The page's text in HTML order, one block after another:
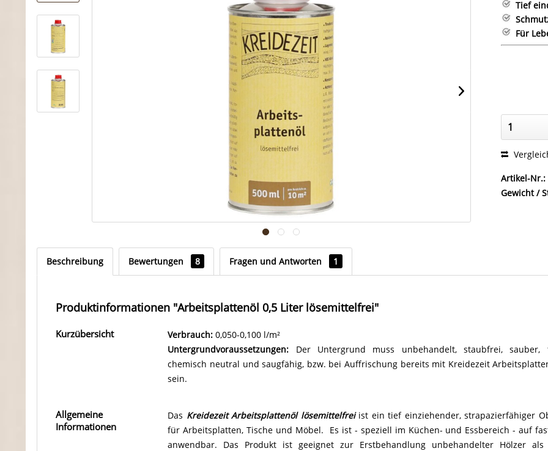
Tief
Für
Artikel-Nr.:
Gewicht /
Beschreibung Bewertungen 8 Fragen und Antworten 1
Produktinformationen "Arbeitsplattenöl 0,5 Liter lösemittelfrei"
Kurzübersicht Verbrauch: 0,050-0,100 l/m²
Untergrundvoraussetzungen: Der Untergrund muss unbehandelt, staubfrei, sauber,
chemisch neutral und saugfähig, bzw. bei Auffrischung bereits mit Kreidezeit
sein.
Allgemeine
Informationen
Das Kreidezeit Arbeitsplattenöl lösemittelfrei ist ein tief einziehender, strapazierfähiger
für Arbeitsplatten, Tische und Möbel. Es ist - speziell im Küchen- und Essbereich - auf
anwendbar. Das Produkt ist geeignet zur Erstbehandlung unbehandelter Hölzer